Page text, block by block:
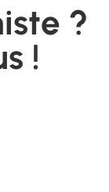
?
!